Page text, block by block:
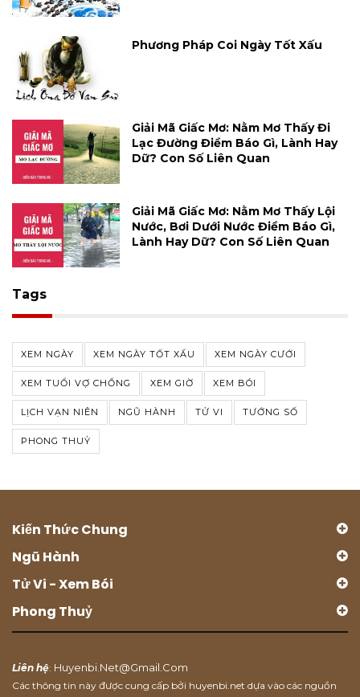
Phương Pháp Coi Ngày Tốt Xấu
Giải Mã Giấc Mơ: Nằm Mơ Thấy Đi
Lạc Đường Điềm Báo Gì, Lành Hay
Dữ? Con Số Liên Quan
Giải Mã Giấc Mơ: Nằm Mơ Thấy Lội
Nước, Bơi Dưới Nước Điềm Báo Gì,
Lành Hay Dữ? Con Số Liên Quan
Tags
XEM NGÀY XEM NGÀY TỐT XẤU XEM NGÀY CƯỚI
XEM TUỔI VỢ CHỒNG XEM GIỜ XEM BÓI
LỊCH VẠN NIÊN NGŨ HÀNH TỬ VI TƯỚNG SỐ
PHONG THUỶ
Kiến Thức Chung
Ngũ Hành
Tử Vi - Xem Bói
Phong Thuỷ
Liên hệ: Huyenbi.net@gmail.com
Các thông tin này được cung cấp bởi huyenbi.net dựa vào các nguồn